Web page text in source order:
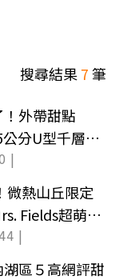
搜尋結果7筆
外帶甜點
分U型千層酥
|
微熱山丘限定
Fields超萌餅
|
區５高網評甜